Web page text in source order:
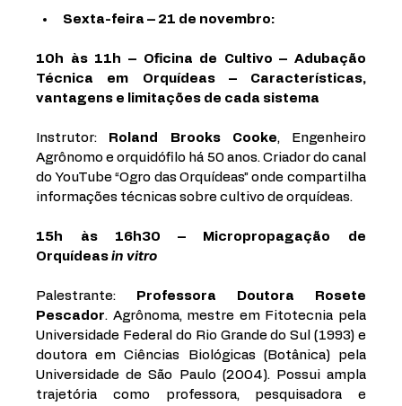
Sexta-feira – 21 de novembro:
10h às 11h – Oficina de Cultivo – Adubação
Técnica em Orquídeas – Características,
vantagens e limitações de cada sistema
Instrutor: Roland Brooks Cooke, Engenheiro
Agrônomo e orquidófilo há 50 anos. Criador do canal
do YouTube “Ogro das Orquídeas” onde compartilha
informações técnicas sobre cultivo de orquídeas.
15h às 16h30 – Micropropagação de
Orquídeas in vitro
Palestrante: Professora Doutora Rosete
Pescador. Agrônoma, mestre em Fitotecnia pela
Universidade Federal do Rio Grande do Sul (1993) e
doutora em Ciências Biológicas (Botânica) pela
Universidade de São Paulo (2004). Possui ampla
trajetória como professora, pesquisadora e